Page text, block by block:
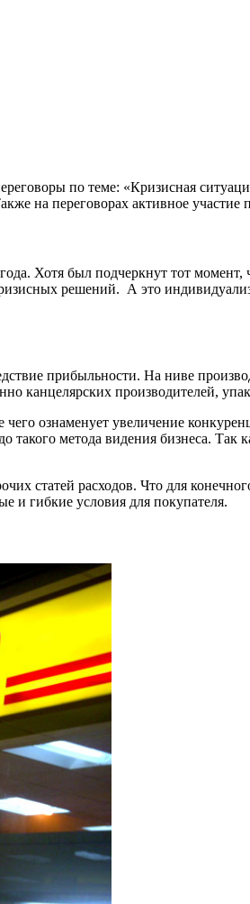
по теме: «Кризисная
на переговорах активное участие
Хотя был подчеркнут тот
решений. А это
прибыльности. На ниве
канцелярских производителей,
ознаменует увеличение
метода видения бизнеса. Так
статей расходов. Что для
и гибкие условия для покупателя.